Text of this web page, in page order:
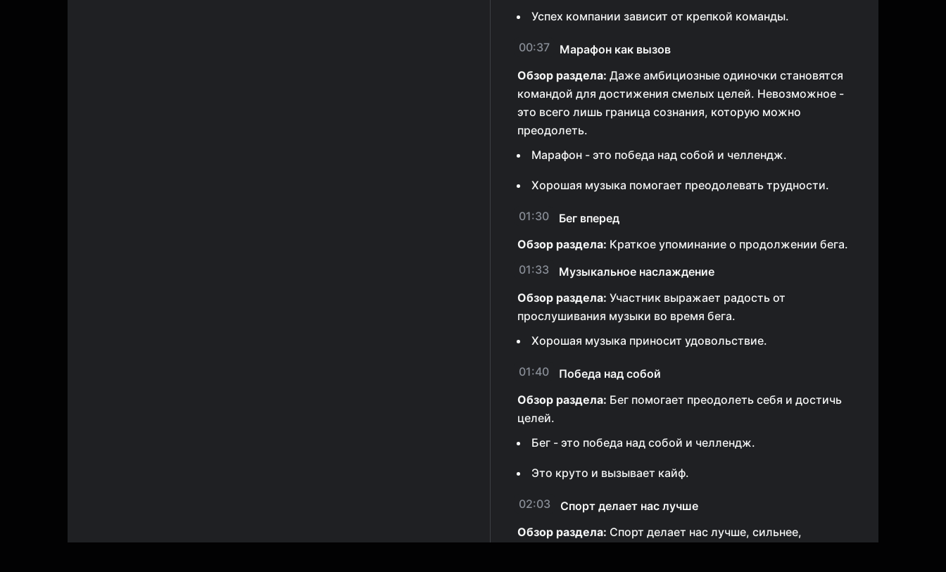
Успех компании зависит от крепкой команды.
00:37
Марафон как вызов
Обзор раздела: Даже амбициозные одиночки становятся
командой для достижения смелых целей. Невозможное -
это всего лишь граница сознания, которую можно
преодолеть.
Марафон - это победа над собой и челлендж.
Хорошая музыка помогает преодолевать трудности.
01:30
Бег вперед
Обзор раздела: Краткое упоминание о продолжении бега.
01:33
Музыкальное наслаждение
Обзор раздела: Участник выражает радость от
прослушивания музыки во время бега.
Хорошая музыка приносит удовольствие.
01:40
Победа над собой
Обзор раздела: Бег помогает преодолеть себя и достичь
целей.
Бег - это победа над собой и челлендж.
Это круто и вызывает кайф.
02:03
Спорт делает нас лучше
Обзор раздела: Спорт делает нас лучше, сильнее,